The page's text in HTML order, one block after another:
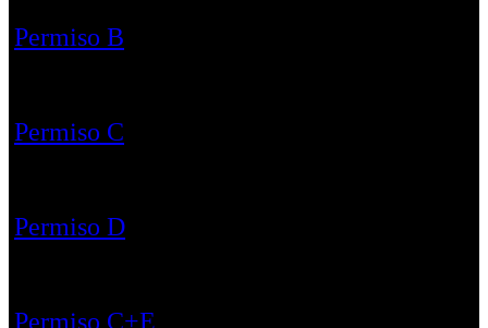
Permiso B
Permiso C
Permiso D
Permiso C+E